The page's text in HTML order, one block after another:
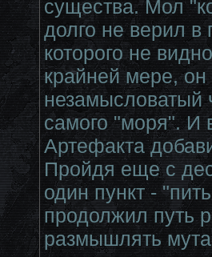
существа. Мол
долго не верил в
которого не
крайней мере,
незамысловатый
самого "моря". И
Артефакта
Пройдя еще с
один пункт -
продолжил путь
размышлять